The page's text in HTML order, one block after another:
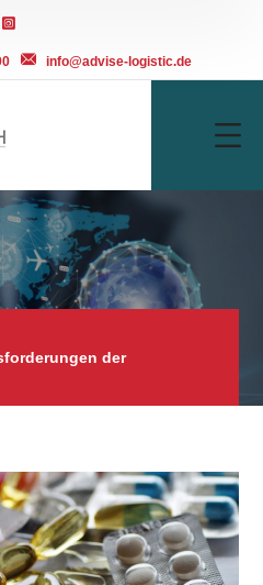
info@advise-logistic.de
der